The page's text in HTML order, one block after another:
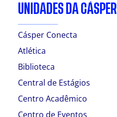
UNIDADES DA CÁSPER
Cásper Conecta
Atlética
Biblioteca
Central de Estágios
Centro Acadêmico
Centro de Eventos